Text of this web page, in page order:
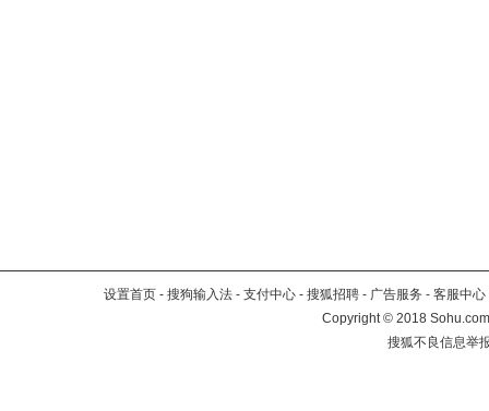
设置首页 - 搜狗输入法 - 支付中心 - 搜狐招聘 - 广告服务 - 客服中心
Copyright©2018
搜狐不良信息举